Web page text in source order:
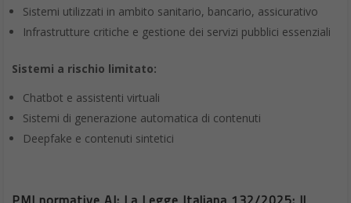
Sistemi utilizzati in ambito sanitario, bancario, assicurativo
Infrastrutture critiche e gestione dei servizi pubblici essenziali
Sistemi a rischio limitato:
Chatbot e assistenti virtuali
Sistemi di generazione automatica di contenuti
Deepfake e contenuti sintetici